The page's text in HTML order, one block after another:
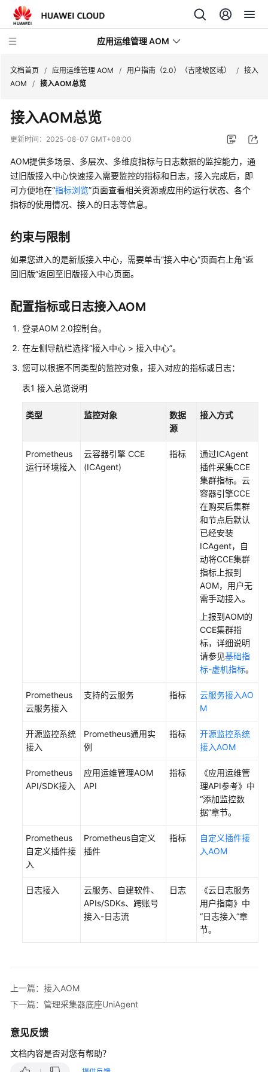
应用运维管理 AOM
最
新
动
产
品
介
计
费
说
明
快
速
入
门
户
南
佳
实
频
帮
AOM
文
档
文
档
用
区
域）
用
指
文档首页 / 应用运维管理 AOM / 用户指南（2.0）（吉隆坡区域） / 接入
AOM
/ 接入AOM总览
接入AOM总览
更新时间： 2025-08-07 GMT+08:00
AOM提供多场景、多层次、多维度指标与日志数据的监控能力，通
过旧版接入中心快速接入需要监控的指标和日志，接入完成后，即
可方便地在“指标浏览”页面查看相关资源或应用的运行状态、各个
指标的使用情况、接入的日志等信息。
约束与限制
如果您进入的是新版接入中心，需要单击“接入中心”页面右上角“返
回旧版”返回至旧版接入中心页面。
配置指标或日志接入AOM
登录AOM 2.0控制台。
在左侧导航栏选择“接入中心 > 接入中心”。
您可以根据不同类型的监控对象，接入对应的指标或日志：
表1 接入总览说明
类型 监控对象
数据
源
接入方式
Prometheus
运行环境接入
云容器引擎 CCE
(ICAgent)
指标
通过ICAgent
插件采集CCE
集群指标。云
容器引擎CCE
在购买后集群
和节点后默认
已经安装
ICAgent，自
动将CCE集群
指标上报到
AOM，用户无
需手动接入。
上报到AOM的
CCE集群指
标，详细说明
请参见基础指
标-虚机指标。
Prometheus
云服务接入
支持的云服务 指标
云服务接入AO
M
开源监控系统
接入
Prometheus通用实
例
指标
开源监控系统
接入AOM
Prometheus
API/SDK接入
应用运维管理AOM
API
指标
《应用运维管
理API参考》中
“添加监控数
据”章节。
Prometheus
自定义插件接
入
Prometheus自定义
插件
指标
自定义插件接
入AOM
日志接入
云服务、自建软件、
APIs/SDKs、跨账号
接入-日志流
日志
《云日志服务
用户指南》中
“日志接入”章
节。
上一篇：接入AOM
下一篇：管理采集器底座UniAgent
意见反馈
文档内容是否对您有帮助？